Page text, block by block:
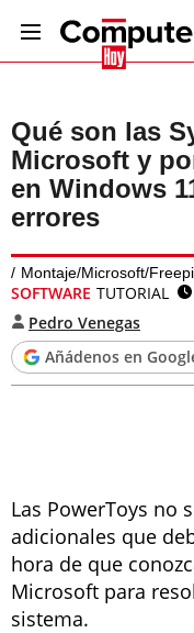
Qué son las
Microsoft y
en Windows
errores
Montaje/Microsoft/
SOFTWARE TUTORIAL
Pedro Venegas
Añádenos en
Las PowerToys no
adicionales que
hora de que
Microsoft para
sistema.